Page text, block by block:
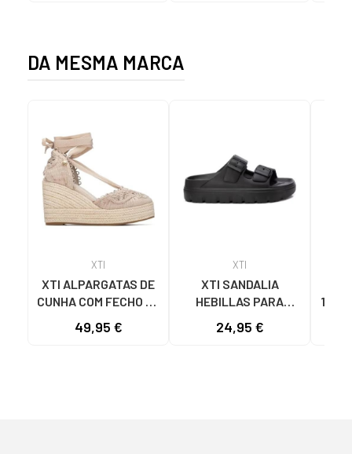
DA MESMA MARCA
XTI
XTI ALPARGATAS DE
CUNHA COM FECHO DE
49,95 €
XTI
XTI SANDALIA
HEBILLAS PARA
24,95 €